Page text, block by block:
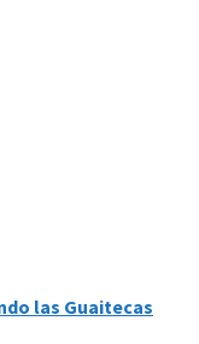
las Guaitecas